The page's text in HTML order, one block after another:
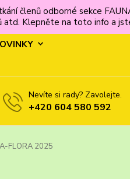
členů odborné sekce
atd. Klepněte na toto info a
Nevíte si rady? Zavolejte.
+420 604 580 592
FLORA 2025